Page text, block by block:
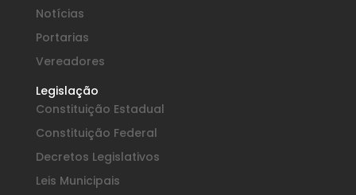
Notícias
Portarias
Vereadores
Legislação
Constituição Estadual
Constituição Federal
Decretos Legislativos
Leis Municipais